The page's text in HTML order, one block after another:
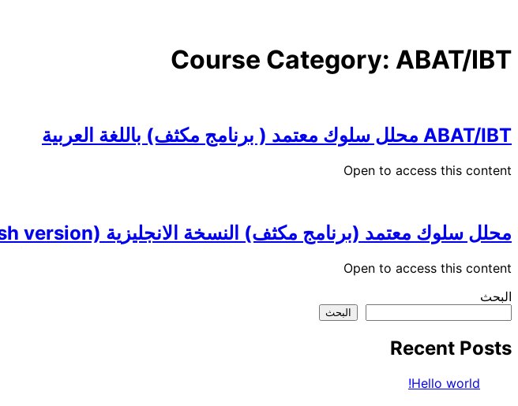
Course Category: ABAT/IBT
ABAT/IBT محلل سلوك معتمد ( برنامج مكثف) باللغة العربية
Open to access this content
محلل سلوك معتمد (برنامج مكثف) النسخة الانجليزية ABAT/IBT (English version)
Open to access this content
البحث
البحث
Recent Posts
Hello world!